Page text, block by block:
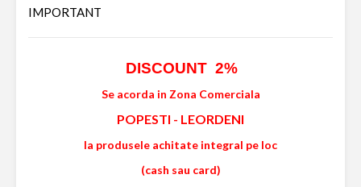
IMPORTANT
DISCOUNT 2%
Se acorda in Zona Comerciala
POPESTI - LEORDENI
la produsele achitate integral pe loc
(cash sau card)